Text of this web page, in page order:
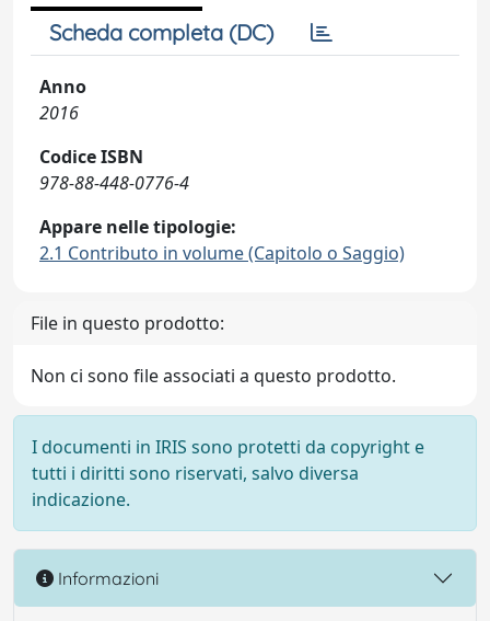
Scheda completa (DC)
Anno
2016
Codice ISBN
978-88-448-0776-4
Appare nelle tipologie:
2.1 Contributo in volume (Capitolo o Saggio)
File in questo prodotto:
Non ci sono file associati a questo prodotto.
I documenti in IRIS sono protetti da copyright e
tutti i diritti sono riservati, salvo diversa
indicazione.
Informazioni